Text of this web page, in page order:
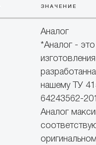
ЗНАЧЕНИЕ
Аналог
*Аналог -
изготовления
нашему ТУ
64243562-
Аналог